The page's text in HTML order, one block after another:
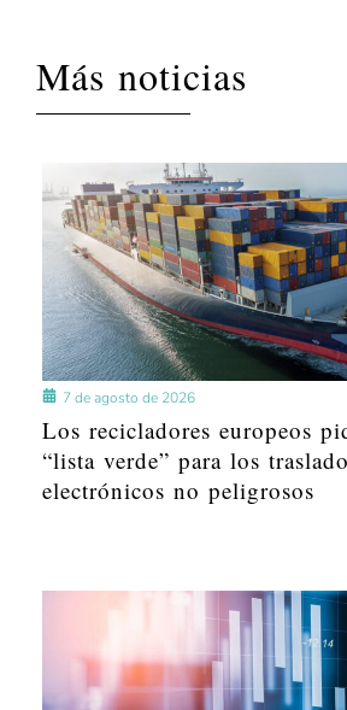
Más noticias
7 de agosto de 2026
Los recicladores europeos
“lista verde” para los
electrónicos no peligrosos